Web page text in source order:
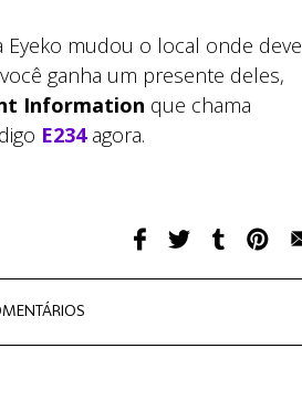
mudou o local onde deve
ganha um presente deles,
Information que chama
E234agora.